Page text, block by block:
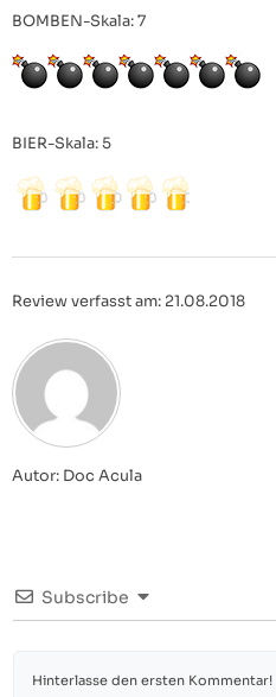
BOMBEN-Skala: 7
BIER-Skala: 5
Review verfasst am: 21.08.2018
Autor: Doc Acula
Subscribe